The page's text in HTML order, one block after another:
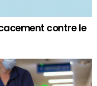
contre le